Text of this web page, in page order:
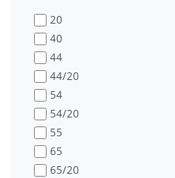
20
40
44
44/20
54
54/20
55
65
65/20